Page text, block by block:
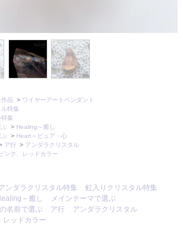
品 > ワイヤーアートペンダント
特集
集
ぶ > Healing～癒し
ぶ > Heart～ピュア・心
ア行 > アンダラクリスタル
ピンク、レッドカラー
ンダラクリスタル特集
虹入りクリスタル特集
～癒し
メインテーマで選ぶ
名前で選ぶ ア行
アンダラクリスタル
レッドカラー